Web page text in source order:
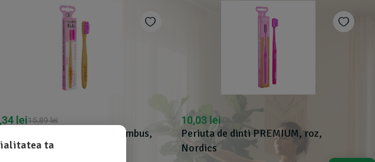
de dinti pt. copii din bambus,
Nordics
15,89lei
lei
Periuta de dinti PREMIUM, roz,
Nordics
10,03 lei
ta